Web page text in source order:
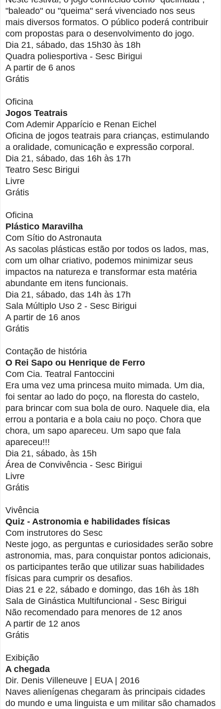
"baleado" ou "queima" será vivenciado nos seus
mais diversos formatos. O público poderá contribuir
com propostas para o desenvolvimento do jogo.
Dia 21, sábado, das 15h30 às 18h
Quadra poliesportiva - Sesc Birigui
A partir de 6 anos
Grátis
Oficina
Jogos Teatrais
Com Ademir Apparício e Renan Eichel
Oficina de jogos teatrais para crianças, estimulando
a oralidade, comunicação e expressão corporal.
Dia 21, sábado, das 16h às 17h
Teatro Sesc Birigui
Livre
Grátis
Oficina
Plástico Maravilha
Com Sítio do Astronauta
As sacolas plásticas estão por todos os lados, mas,
com um olhar criativo, podemos minimizar seus
impactos na natureza e transformar esta matéria
abundante em itens funcionais.
Dia 21, sábado, das 14h às 17h
Sala Múltiplo Uso 2 - Sesc Birigui
A partir de 16 anos
Grátis
Contação de história
O Rei Sapo ou Henrique de Ferro
Com Cia. Teatral Fantoccini
Era uma vez uma princesa muito mimada. Um dia,
foi sentar ao lado do poço, na floresta do castelo,
para brincar com sua bola de ouro. Naquele dia, ela
errou a pontaria e a bola caiu no poço. Chora que
chora, um sapo apareceu. Um sapo que fala
apareceu!!!
Dia 21, sábado, às 15h
Área de Convivência - Sesc Birigui
Livre
Grátis
Vivência
Quiz - Astronomia e habilidades físicas
Com instrutores do Sesc
Neste jogo, as perguntas e curiosidades serão sobre
astronomia, mas, para conquistar pontos adicionais,
os participantes terão que utilizar suas habilidades
físicas para cumprir os desafios.
Dias 21 e 22, sábado e domingo, das 16h às 18h
Sala de Ginástica Multifuncional - Sesc Birigui
Não recomendado para menores de 12 anos
A partir de 12 anos
Grátis
Exibição
A chegada
Dir. Denis Villeneuve | EUA | 2016
Naves alienígenas chegaram às principais cidades
do mundo e uma linguista e um militar são chamados